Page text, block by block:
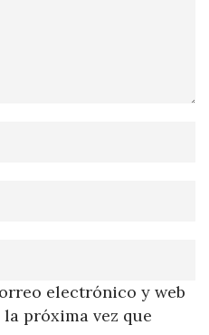
electrónico y web
próxima vez que